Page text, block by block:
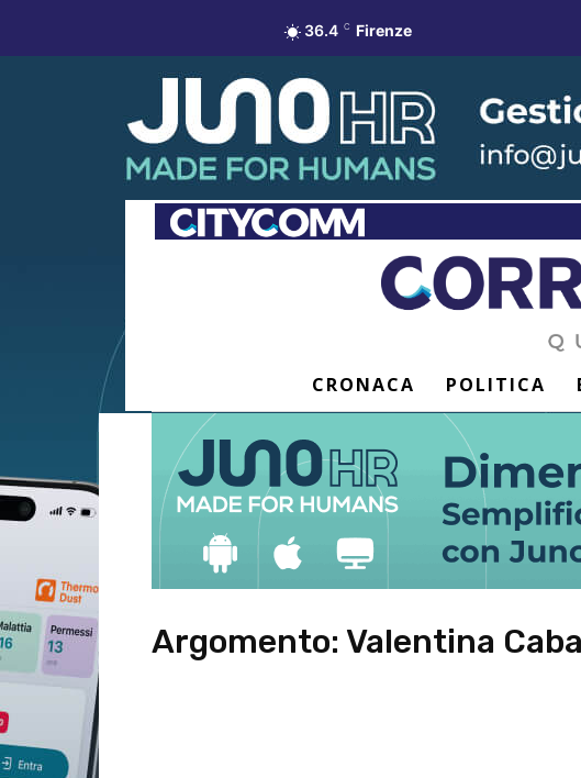
36.4 C Firenze
CRONACA POLITICA
Argomento: Valentina